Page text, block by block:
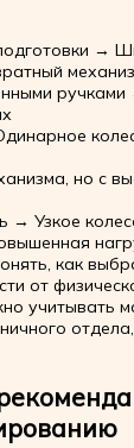
→
ручками
но с
→ Узкое
как
от
учитывать